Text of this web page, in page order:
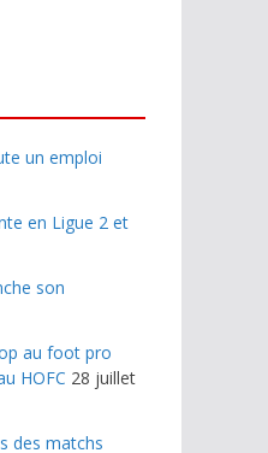
un emploi
en Ligue 2 et
son
au foot pro
HOFC 28 juillet
des matchs